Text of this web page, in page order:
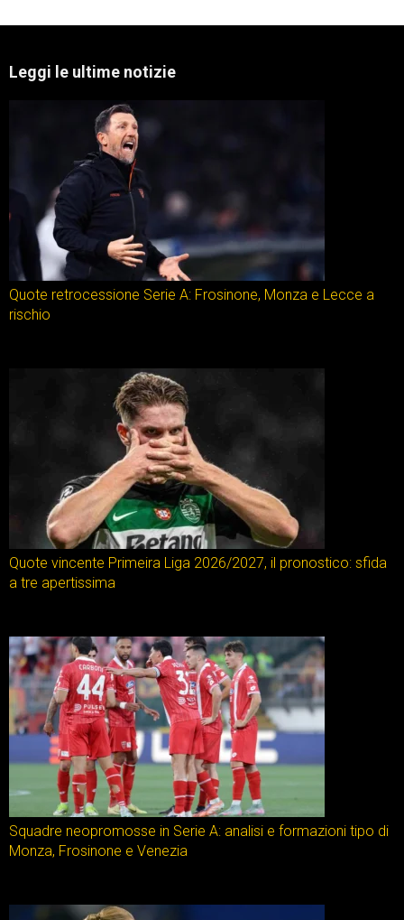
Leggi le ultime notizie
Quote retrocessione Serie A: Frosinone, Monza e Lecce a
rischio
Quote vincente Primeira Liga 2026/2027, il pronostico: sfida
a tre apertissima
Squadre neopromosse in Serie A: analisi e formazioni tipo di
Monza, Frosinone e Venezia